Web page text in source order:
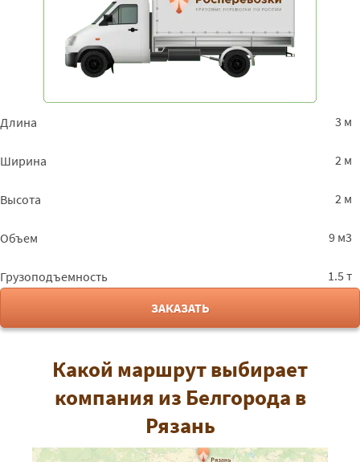
Длина 3 м
Ширина 2 м
Высота 2 м
Объем 9 м3
Грузоподъемность
1.5 т
ЗАКАЗАТЬ
Какой маршрут выбирает
компания из Белгорода в
Рязань